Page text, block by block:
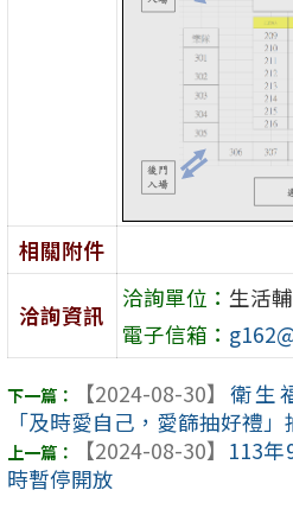
相關附件
洽詢資訊
洽詢單位： 生活
電子信箱：
【2024-08-30】 衛生
「及時愛自己，愛篩抽好禮
【2024-08-30】 113
時暫停開放